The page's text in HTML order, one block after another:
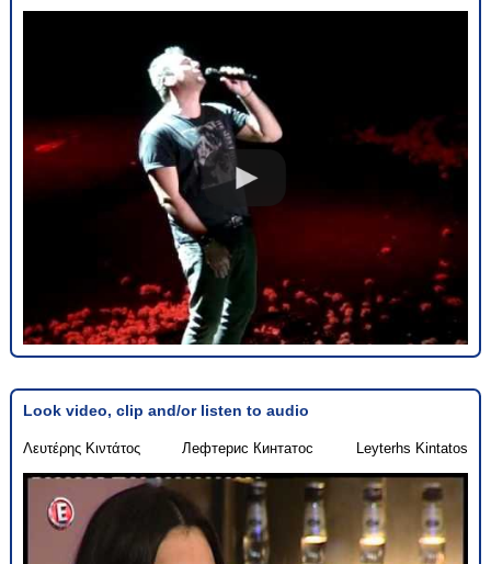
Look video, clip and/or listen to audio
Λευτέρης Κιντάτος Лефтерис Кинтатос Leyterhs Kintatos